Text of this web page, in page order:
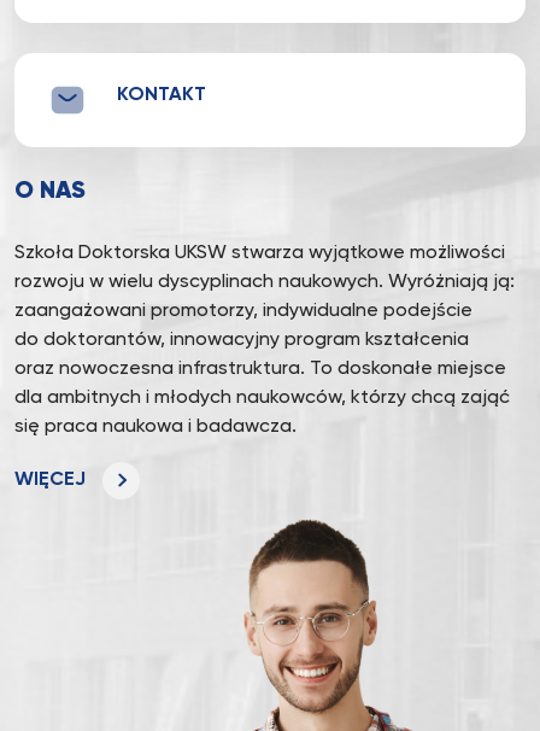
KONTAKT
O NAS
Szkoła Doktorska UKSW stwarza wyjątkowe możliwości
rozwoju w wielu dyscyplinach naukowych. Wyróżniają ją:
zaangażowani promotorzy, indywidualne podejście
do doktorantów, innowacyjny program kształcenia
oraz nowoczesna infrastruktura. To doskonałe miejsce
dla ambitnych i młodych naukowców, którzy chcą zająć
się praca naukowa i badawcza.
WIĘCEJ